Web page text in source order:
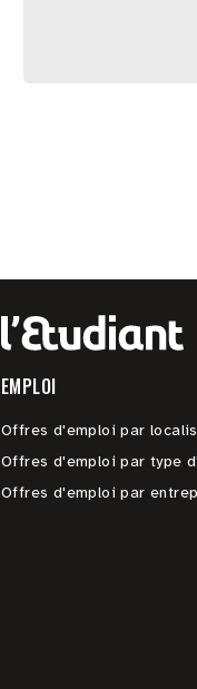
EMPLOI
Offres d'emploi par
Offres d'emploi par type
Offres d'emploi par